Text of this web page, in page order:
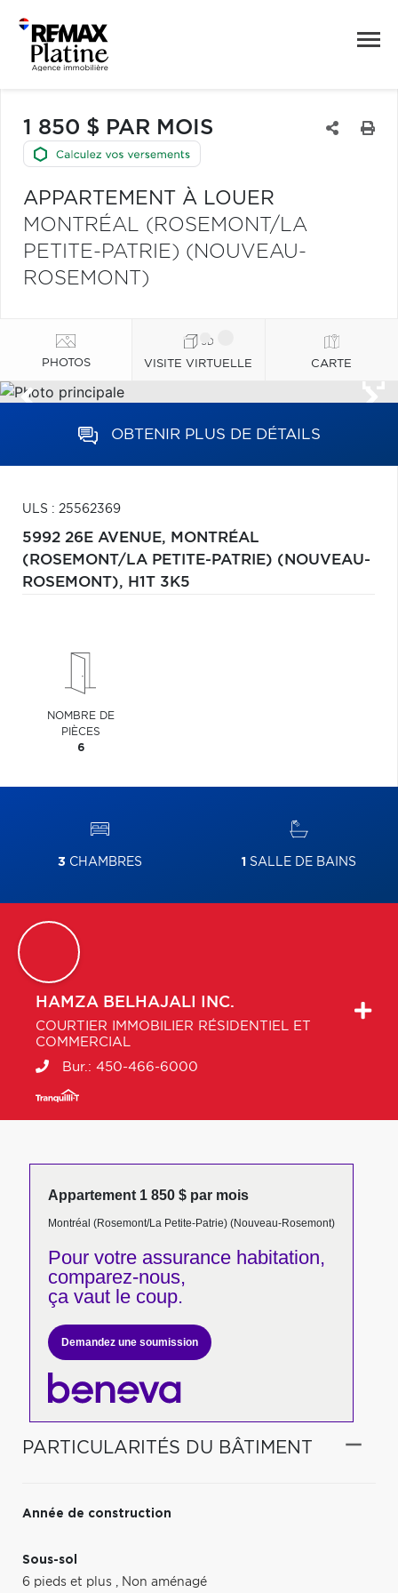
1 850 $ PAR MOIS
APPARTEMENT À LOUER
MONTRÉAL (ROSEMONT/LA
PETITE-PATRIE) (NOUVEAU-
ROSEMONT)
PHOTOS VISITE VIRTUELLE CARTE
OBTENIR PLUS DE DÉTAILS
ULS : 25562369
5992 26E AVENUE, MONTRÉAL
(ROSEMONT/LA PETITE-PATRIE) (NOUVEAU-
ROSEMONT), H1T 3K5
NOMBRE DE
PIÈCES
6
3 CHAMBRES 1 SALLE DE BAINS
HAMZA BELHAJALI INC.
COURTIER IMMOBILIER RÉSIDENTIEL ET
COMMERCIAL
Bur.: 450-466-6000
Appartement 1 850 $ par mois
Montréal (Rosemont/La Petite-Patrie) (Nouveau-Rosemont)
Pour votre assurance habitation,
comparez-nous,
ça vaut le coup.
Demandez une soumission
PARTICULARITÉS DU BÂTIMENT
Année de construction
Sous-sol
6 pieds et plus , Non aménagé